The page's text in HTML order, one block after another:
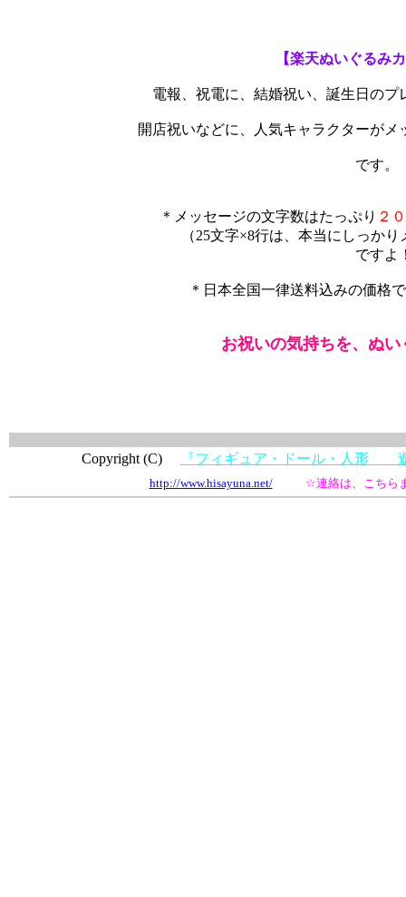
【楽天ぬいぐるみ
電報、祝電に、結婚祝い、誕生日のプ
開店祝いなどに、人気キャラクターがメ
です。
＊メッセージの文字数はたっぷり ２
（25文字×8行は、本当にしっかり
ですよ
＊日本全国一律送料込みの価格で
お祝いの気持ちを、ぬ
Copyright (C) 『フィギュア・ドール・人形
http://www.hisayuna.net/ ☆連絡は、こちら